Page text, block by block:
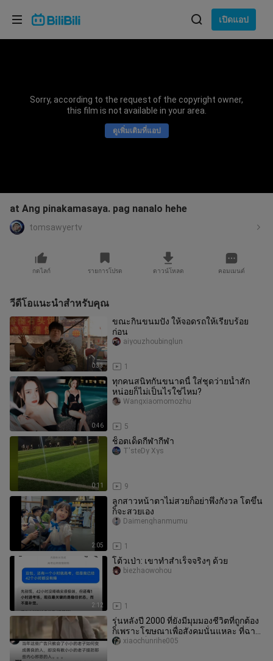
เปิดแอป
Sorry, according to the request of the copyright owner,
this film is not available in your area.
ดูเพิ่มเติมที่แอป
at Ang pinakamasaya. pag nanalo hehe
tomsawyertv
กดไลก์ รายการโปรด ดาวน์โหลด คอมเมนต์
วีดีโอแนะนำสำหรับคุณ
0:33
ขณะกินขนมปัง ให้จอดรถให้เรียบร้อย
ก่อน
1
aiyouzhoubinglun
0:46
ทุกคนสนิทกันขนาดนี้ ใส่ชุดว่ายน้ำสัก
หน่อยก็ไม่เป็นไรใช่ไหม?
5
Wangxiaomomozhu
0:11
ช็อตเด็ดกีฬากีฬา
9
T'steDy Xys
2:05
ลูกสาวหน้าตาไม่สวยก็อย่าพึ่งกังวล โตขึ้น
ก็จะสวยเอง
1
Daimenghanmumu
2:12
โต้วเป่า: เขาทำสำเร็จจริงๆ ด้วย
1
biezhaowohou
รุ่นหลังปี 2000 ที่ยังมีมุมมองชีวิตที่ถูกต้อง
ก็เพราะโฆษณาเพื่อสังคมนั่นแหละ ที่ฉาย
บนช่องเด็กอย่างยอ
xiaochunrihe005
เลือกภาษา